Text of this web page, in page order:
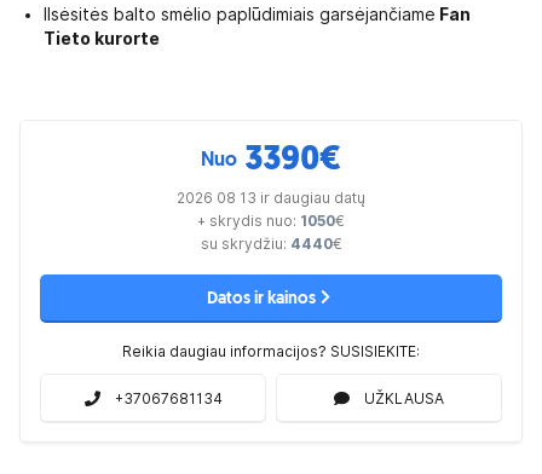
Ilsėsitės balto smėlio paplūdimiais garsėjančiame Fan
Tieto kurorte
Nuo 3390€
2026 08 13 ir daugiau datų
+ skrydis nuo: 1050€
su skrydžiu: 4440€
Datos ir kainos
Reikia daugiau informacijos? SUSISIEKITE:
+37067681134 UŽKLAUSA